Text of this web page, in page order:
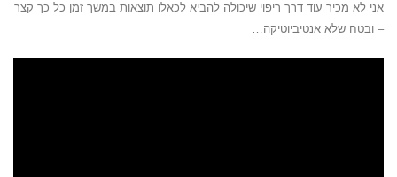
אני לא מכיר עוד דרך ריפוי שיכולה להביא לכאלו תוצאות במשך זמן כל כך קצר
– ובטח שלא אנטיביוטיקה…